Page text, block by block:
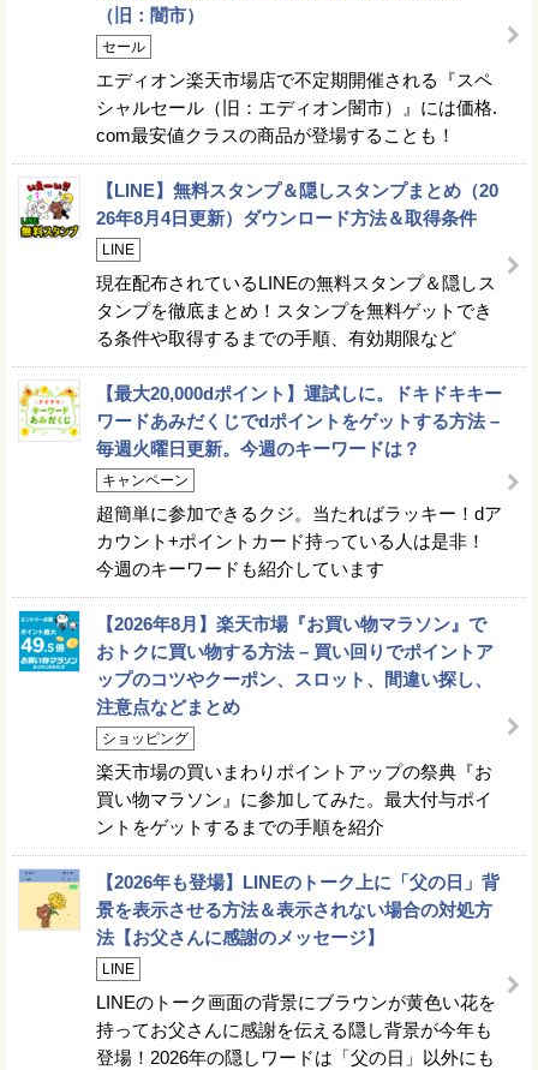
（旧：闇市）
セール
エディオン楽天市場店で不定期開催される『スペ
シャルセール（旧：エディオン闇市）』には価格.
com最安値クラスの商品が登場することも！
【LINE】無料スタンプ＆隠しスタンプまとめ（20
26年8月4日更新）ダウンロード方法＆取得条件
LINE
現在配布されているLINEの無料スタンプ＆隠しス
タンプを徹底まとめ！スタンプを無料ゲットでき
る条件や取得するまでの手順、有効期限など
【最大20,000dポイント】運試しに。ドキドキキー
ワードあみだくじでdポイントをゲットする方法 –
毎週火曜日更新。今週のキーワードは？
キャンペーン
超簡単に参加できるクジ。当たればラッキー！dア
カウント+ポイントカード持っている人は是非！
今週のキーワードも紹介しています
【2026年8月】楽天市場『お買い物マラソン』で
おトクに買い物する方法 – 買い回りでポイントア
ップのコツやクーポン、スロット、間違い探し、
注意点などまとめ
ショッピング
楽天市場の買いまわりポイントアップの祭典『お
買い物マラソン』に参加してみた。最大付与ポイ
ントをゲットするまでの手順を紹介
【2026年も登場】LINEのトーク上に「父の日」背
景を表示させる方法＆表示されない場合の対処方
法【お父さんに感謝のメッセージ】
LINE
LINEのトーク画面の背景にブラウンが黄色い花を
持ってお父さんに感謝を伝える隠し背景が今年も
登場！2026年の隠しワードは「父の日」以外にも